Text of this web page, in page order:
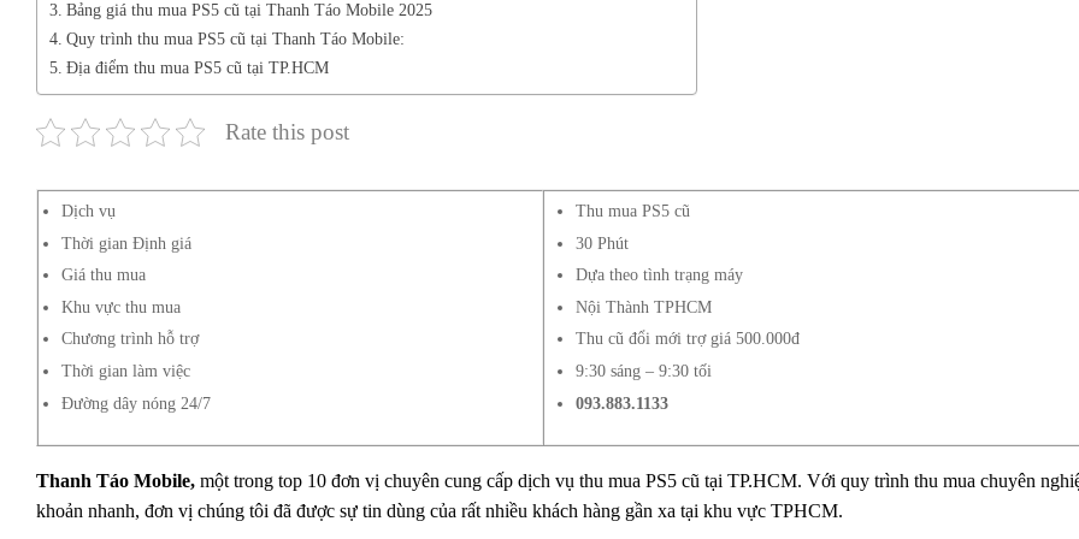
Bảng giá thu mua PS5 cũ tại Thanh Táo Mobile 2025
Quy trình thu mua PS5 cũ tại Thanh Táo Mobile:
Địa điểm thu mua PS5 cũ tại TP.HCM
Rate this post
Dịch vụ
Thời gian Định giá
Giá thu mua
Khu vực thu mua
Chương trình hỗ trợ
Thời gian làm việc
Đường dây nóng 24/7
Thu mua PS5 cũ
30 Phút
Dựa theo tình trạng máy
Nội Thành TPHCM
Thu cũ đổi mới trợ giá 500.000đ
9:30 sáng – 9:30 tối
093.883.1133
Thanh Táo Mobile, một trong top 10 đơn vị chuyên cung cấp dịch vụ thu mua PS5 cũ tại TP.HCM. Với quy trình thu mua chuyên
khoản nhanh, đơn vị chúng tôi đã được sự tin dùng của rất nhiều khách hàng gần xa tại khu vực TPHCM.